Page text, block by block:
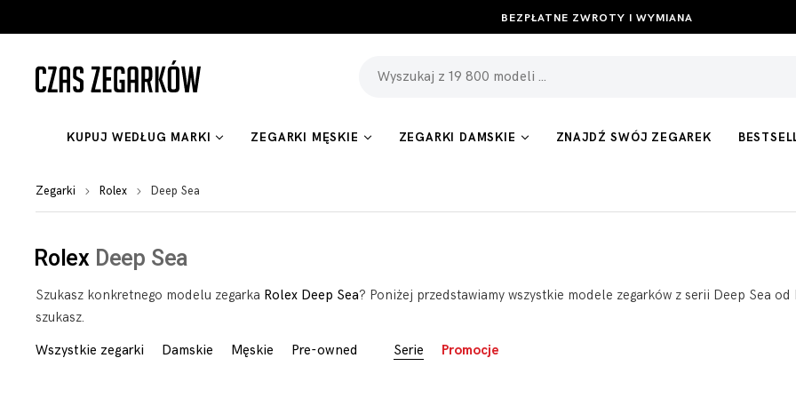
BEZPŁATNE ZWROTY I WYMIANA
KUPUJ WEDŁUG MARKI ZEGARKI MĘSKIE ZEGARKI DAMSKIE ZNAJDŹ SWÓJ ZEGAREK
Zegarki Rolex Deep Sea
Rolex Deep Sea
Szukasz konkretnego modelu zegarka Rolex Deep Sea? Poniżej przedstawiamy wszystkie modele zegarków z serii Deep Sea
szukasz.
Wszystkie zegarki
Damskie Męskie Pre-owned Serie Promocje